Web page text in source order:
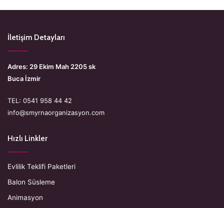
İletişim Detayları
Adres: 29 Ekim Mah 2205 sk
Buca İzmir
TEL: 0541 958 44 42
info@smyrnaorganizasyon.com
Hızlı Linkler
Evlilik Teklifi Paketleri
Balon Süsleme
Animasyon